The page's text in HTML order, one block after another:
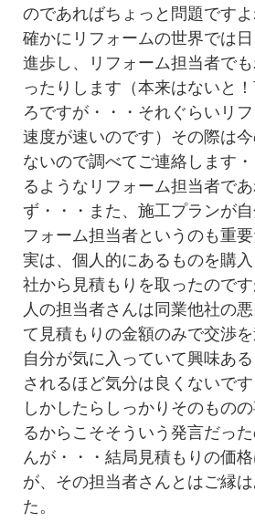
のであればちょっと問題ですよ
確かにリフォームの世界では
進歩し、リフォーム担当者で
ったりします（本来はないと
ろですが・・・それぐらいリ
速度が速いのです）その際は
ないので調べてご連絡します
るようなリフォーム担当者で
ず・・・また、施工プランが
フォーム担当者というのも重要
実は、個人的にあるものを購
社から見積もりを取ったので
人の担当者さんは同業他社の
て見積もりの金額のみで交渉を
自分が気に入っていて興味あ
されるほど気分は良くないで
しかしたらしっかりそのもの
るからこそそういう発言だっ
んが・・・結局見積もりの価
が、その担当者さんとはご縁
た。